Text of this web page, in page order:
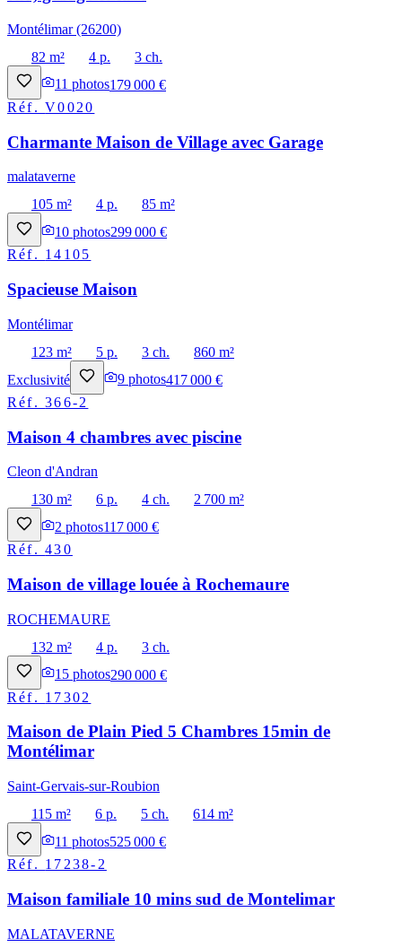
Montélimar (26200)
82 m²
4 p.
3 ch.
11 photos179 000 €
Réf.V0020
Charmante Maison de Village avec Garage
malataverne
105 m²
4 p.
85 m²
10 photos299 000 €
Réf. 14105
Spacieuse Maison
Montélimar
123 m²
5 p. 3 ch.
860 m²
Exclusivité
9 photos417 000 €
Réf.366-2
Maison 4 chambres avec piscine
Cleon d'Andran
130 m²
6 p. 4 ch.
2 700 m²
2 photos117 000 €
Réf.430
Maison de village louée à Rochemaure
ROCHEMAURE
132 m²
4 p.
3 ch.
15 photos290 000 €
Réf. 17302
Maison de Plain Pied 5 Chambres 15min de
Montélimar
Saint-Gervais-sur-Roubion
115 m²
6 p. 5 ch.
614 m²
11 photos525 000 €
Réf. 17238-2
Maison familiale 10 mins sud de Montelimar
MALATAVERNE